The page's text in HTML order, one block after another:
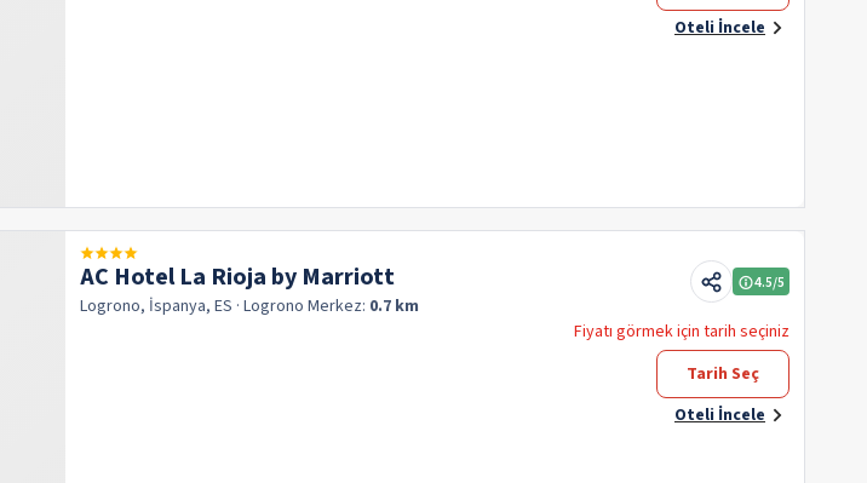
Oteli İncele
AC Hotel La Rioja by Marriott
Logrono, İspanya, ES · Logrono Merkez: 0.7 km
4.5/5
Fiyatı görmek için tarih seçiniz
Tarih Seç
Oteli İncele